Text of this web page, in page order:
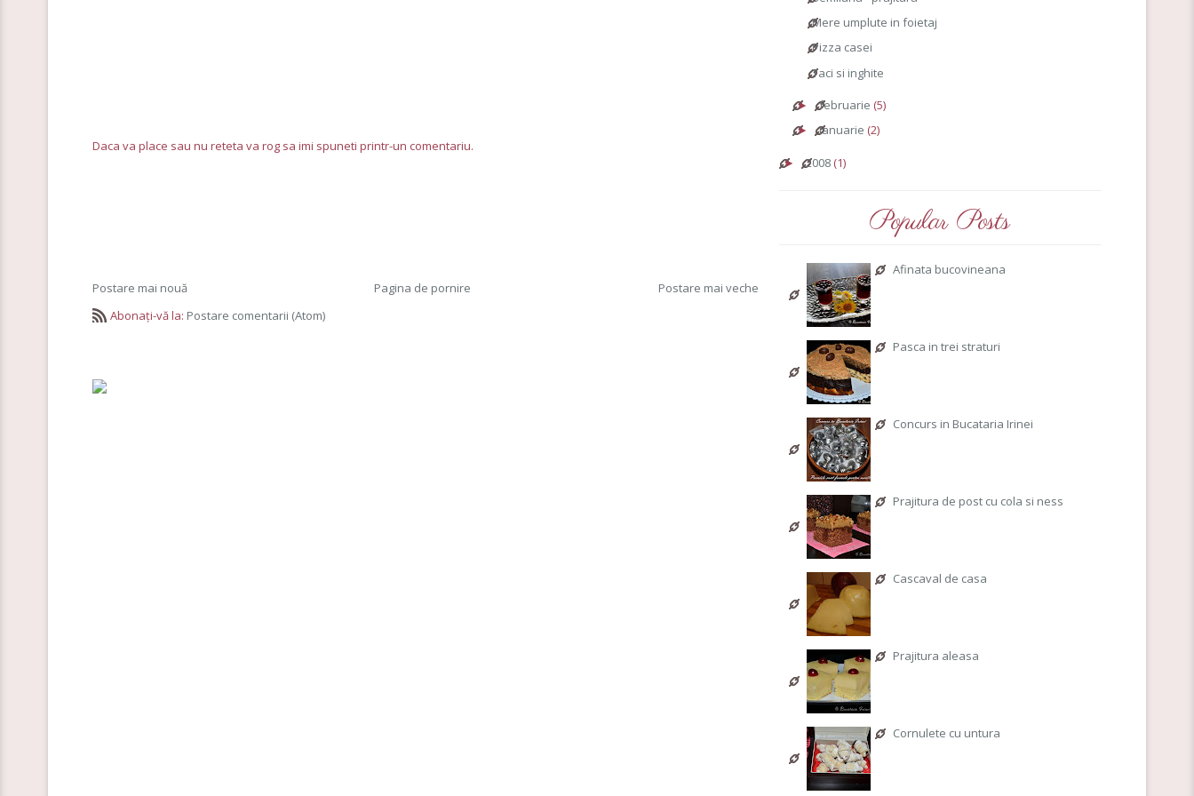
Daca va place sau nu reteta va rog sa imi spuneti printr-un comentariu.
Postare mai nouă Postare mai veche
Pagina de pornire
Abonați-vă la: Postare comentarii (Atom)
Mere umplute in foietaj
Pizza casei
Taci si inghite
► februarie (5)
► ianuarie (2)
► 2008 (1)
Popular Posts
Afinata bucovineana
Pasca in trei straturi
Concurs in Bucataria Irinei
Prajitura de post cu cola si ness
Cascaval de casa
Prajitura aleasa
Cornulete cu untura